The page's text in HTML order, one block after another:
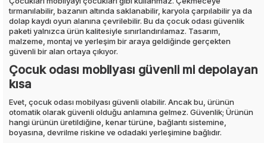
tırmanılabilir, bazanın altında saklanabilir, karyola çarpılabilir ya da
dolap kaydı oyun alanına çevrilebilir. Bu da çocuk odası güvenlik
paketi yalnızca ürün kalitesiyle sınırlandırılamaz. Tasarım,
malzeme, montaj ve yerleşim bir araya geldiğinde gerçekten
güvenli bir alan ortaya çıkıyor.
Çocuk odası mobilyası güvenli mi depolayan
kısa
Evet, çocuk odası mobilyası güvenli olabilir. Ancak bu, ürünün
otomatik olarak güvenli olduğu anlamına gelmez. Güvenlik; Ürünün
hangi ürünün üretildiğine, kenar türüne, bağlantı sistemine,
boyasına, devrilme riskine ve odadaki yerleşimine bağlıdır.